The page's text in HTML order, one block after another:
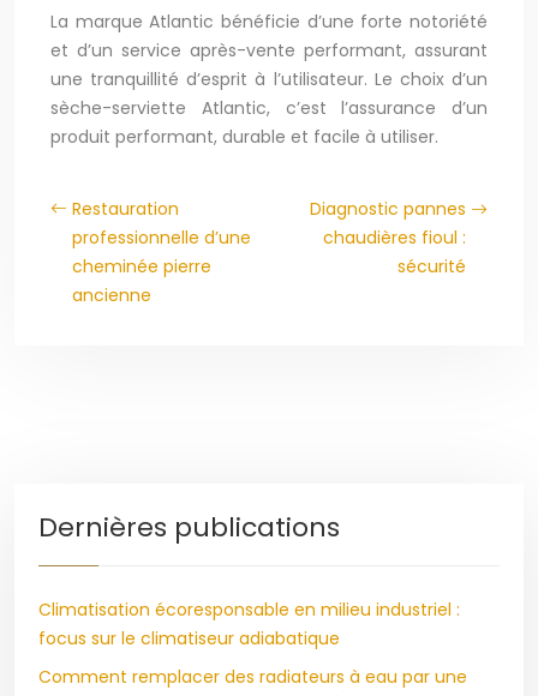
La marque Atlantic bénéficie d’une forte notoriété
et d’un service après-vente performant, assurant
une tranquillité d’esprit à l’utilisateur. Le choix d’un
sèche-serviette Atlantic, c’est l’assurance d’un
produit performant, durable et facile à utiliser.
Restauration
professionnelle d’une
cheminée pierre
ancienne
Diagnostic pannes
chaudières fioul :
sécurité
Dernières publications
Climatisation écoresponsable en milieu industriel :
focus sur le climatiseur adiabatique
Comment remplacer des radiateurs à eau par une